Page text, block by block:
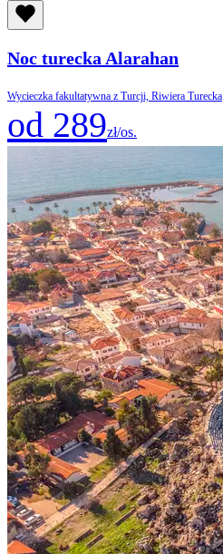
Noc turecka Alarahan
Wycieczka fakultatywna z Turcji, Riwiera Turecka
od 289zł/os.